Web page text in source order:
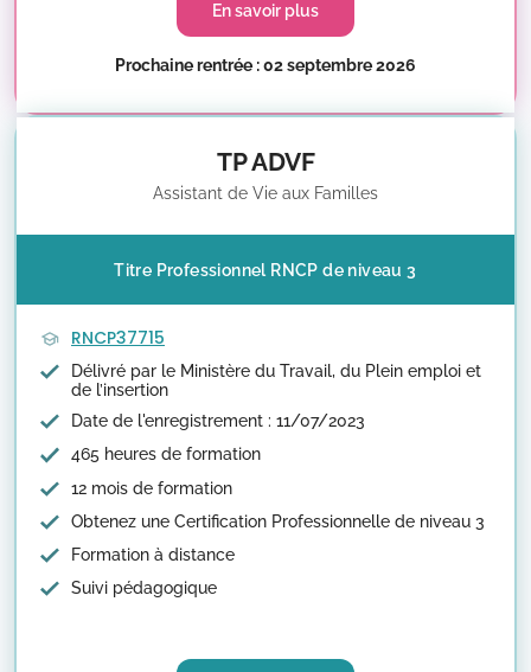
En savoir plus
Prochaine rentrée : 02 septembre 2026
TP ADVF
Assistant de Vie aux Familles
Titre Professionnel RNCP de niveau 3
RNCP37715
Délivré par le Ministère du Travail, du Plein emploi et
de l’insertion
Date de l'enregistrement : 11/07/2023
465 heures de formation
12 mois de formation
Obtenez une Certification Professionnelle de niveau 3
Formation à distance
Suivi pédagogique